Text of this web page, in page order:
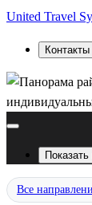
United Travel
Контакты
Все